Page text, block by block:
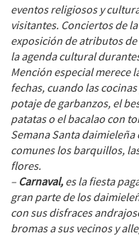
eventos religiosos y
visitantes. Conciertos de
exposición de atributos
la agenda cultural
Mención especial merece
fechas, cuando las
potaje de garbanzos, el
patatas o el bacalao con
Semana Santa
comunes los barquillos,
flores.
– Carnaval, es la fiesta
gran parte de los
con sus disfraces
bromas a sus vecinos y